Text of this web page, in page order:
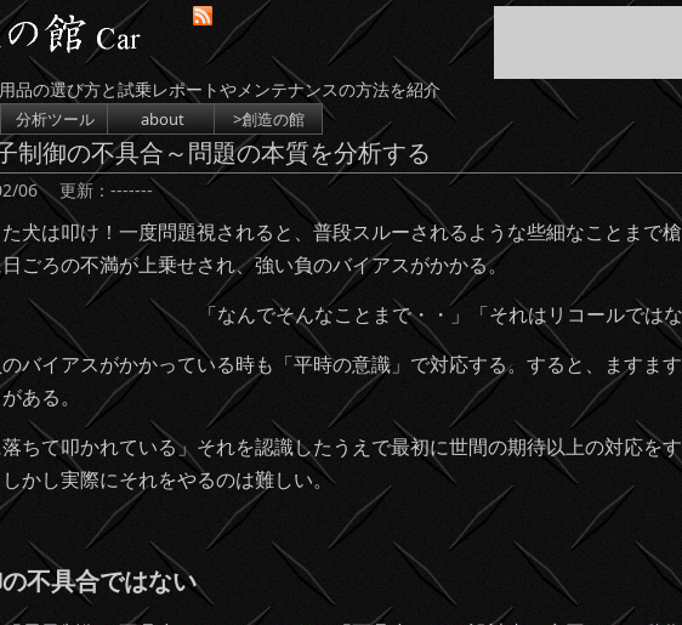
品の選び方と試乗レポートやメンテナンスの方法を紹介
スキップ
分析ツール about >創造の館
制御の不具合～問題の本質を分析する
06更新： -------
犬は叩け！一度問題視されると、普段スルーされるような些細なことまで
ごろの不満が上乗せされ、強い負のバイアスがかかる。
「なんでそんなことまで・・」「それはリコールでは
イアスがかかっている時も「平時の意識」で対応する。すると、ますま
ある。
ちて叩かれている」それを認識したうえで最初に世間の期待以上の対応を
かし実際にそれをやるのは難しい。
不具合ではない